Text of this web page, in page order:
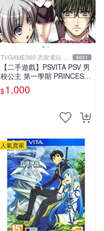
TVGAME360 恐龍電玩-台
中店
8651
【二手遊戲】PSVITA PSV 男
校公主 第一學期 PRINCESS
DAYS 日文版【台中恐龍電
玩】
$1,000
人氣賣家